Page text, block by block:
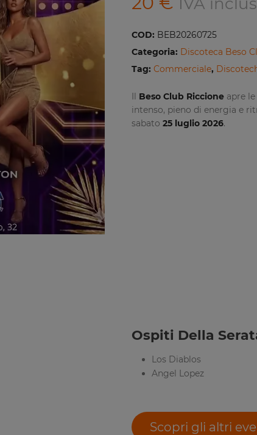
COD: BEB20260725
Categoria: Discoteca Beso
Tag: Commerciale,
Il Beso Club Riccione apre
intenso, pieno di energia e
sabato 25 luglio 2026.
Ospiti Della
Los Diablos
Angel Lopez
Scopri gli altri